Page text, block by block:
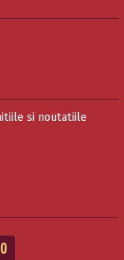
si noutatiile